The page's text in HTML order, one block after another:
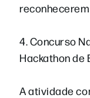
4. Concurso
Hackathon
A atividade